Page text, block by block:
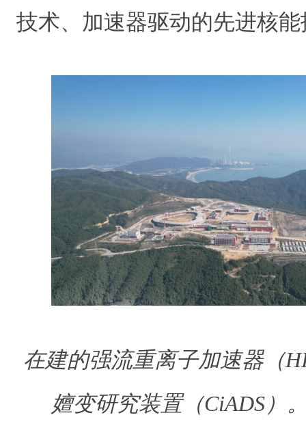
技术、加速器驱动的先进核
在建的强流重离子加速器（
嬗变研究装置（CiADS）